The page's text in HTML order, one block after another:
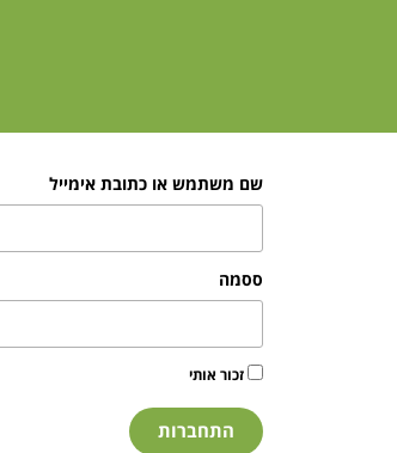
שם משתמש או כתובת אימייל
ססמה
זכור אותי
התחברות